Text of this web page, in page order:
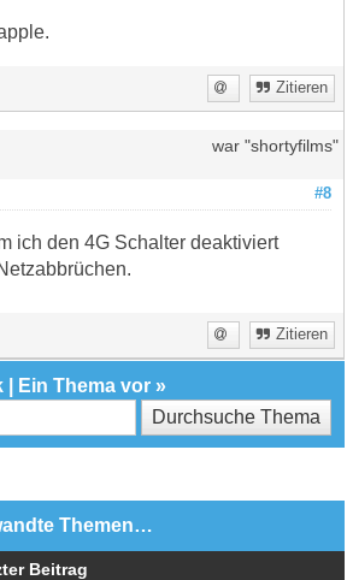
Zitieren
war "shortyfilms"
#8
ich den 4G Schalter deaktiviert
Zitieren
Ein Thema vor »
Themen…
Beitrag